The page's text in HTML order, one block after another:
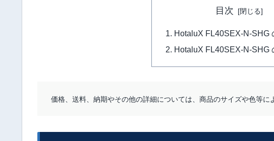
目次
HotaluX FL40SEX-N-SHG
HotaluX FL40SEX-N-SHG
価格、送料、納期やその他の詳細については、商品のサイズや色等に